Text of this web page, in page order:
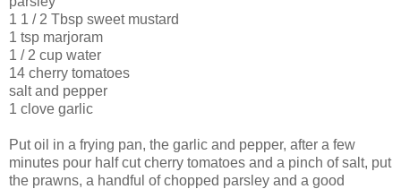
1 1 / 2 Tbsp sweet mustard
1 tsp marjoram
1 / 2 cup water
14 cherry tomatoes
salt and pepper
1 clove garlic
Put oil in a frying pan, the garlic and pepper, after a few
minutes pour half cut cherry tomatoes and a pinch of salt, put
the prawns, a handful of chopped parsley and a good